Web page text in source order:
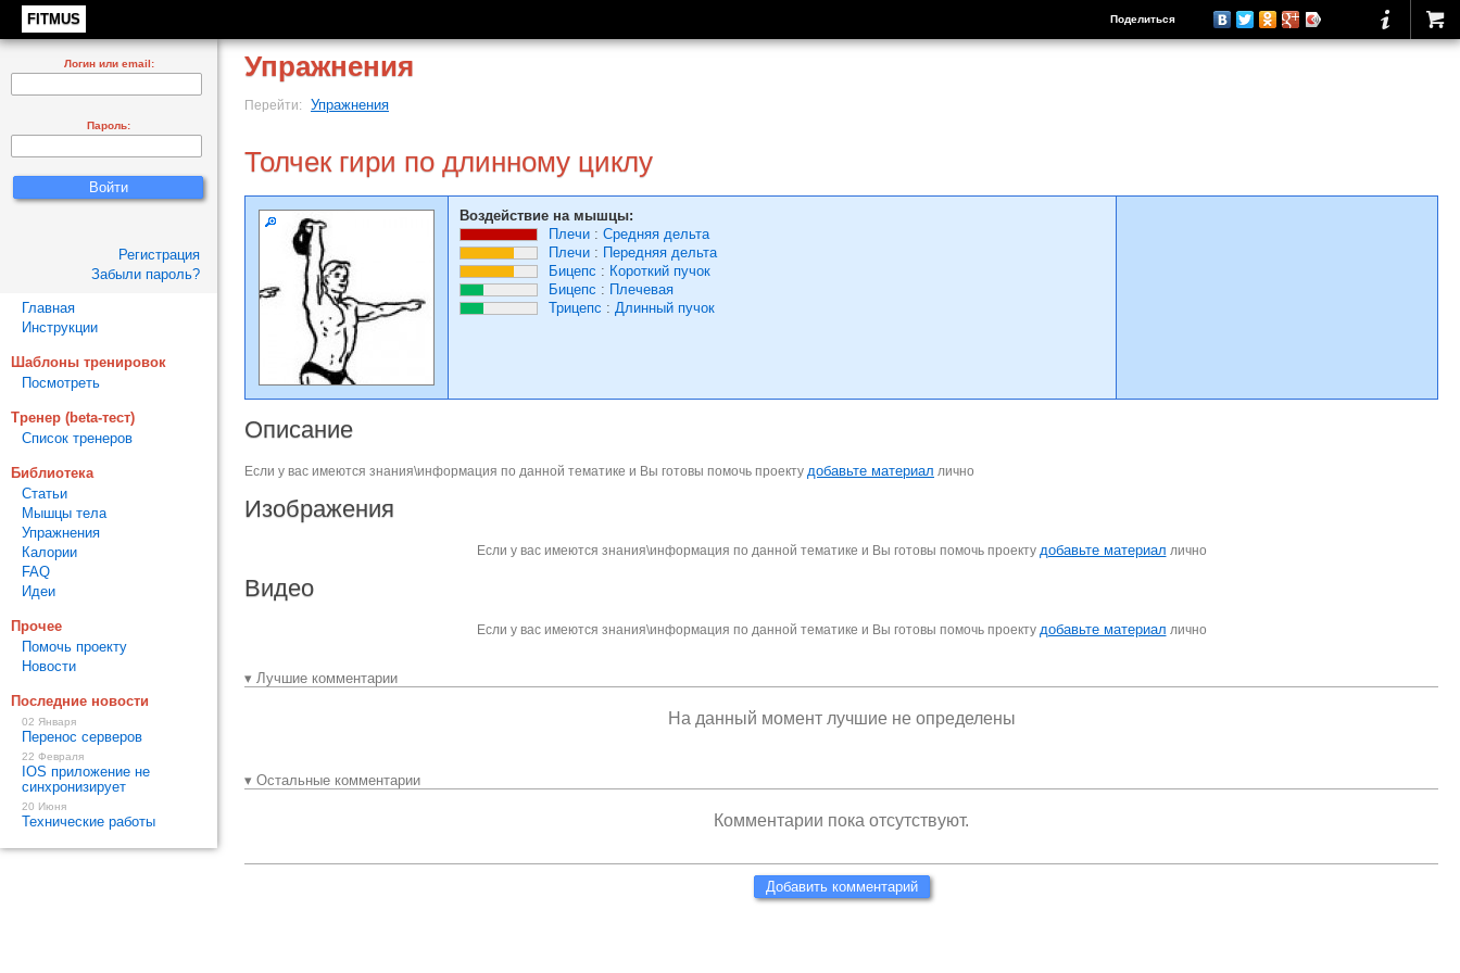
FITMUS Поделиться
Упражнения
Перейти: Упражнения
Толчек гири по длинному циклу
Воздействие на мышцы:
Плечи : Средняя дельта
Плечи : Передняя дельта
Бицепс : Короткий пучок
Бицепс : Плечевая
Трицепс : Длинный пучок
Описание
Если у вас имеются знания\информация по данной тематике и Вы готовы помочь проекту добавьте материал лично
Изображения
Если у вас имеются знания\информация по данной тематике и Вы готовы помочь проекту добавьте материал лично
Видео
Если у вас имеются знания\информация по данной тематике и Вы готовы помочь проекту добавьте материал лично
▾ Лучшие комментарии
На данный момент лучшие не определены
▾ Остальные комментарии
Комментарии пока отсутствуют.
Добавить комментарий
Логин или email:
Пароль:
Регистрация
Забыли пароль?
Главная
Инструкции
Шаблоны тренировок
Посмотреть
Тренер (beta-тест)
Список тренеров
Библиотека
Статьи
Мышцы тела
Упражнения
Калории
FAQ
Идеи
Прочее
Помочь проекту
Новости
Последние новости
02 Января
Перенос серверов
22 Февраля
IOS приложение не
синхронизирует
20 Июня
Технические работы